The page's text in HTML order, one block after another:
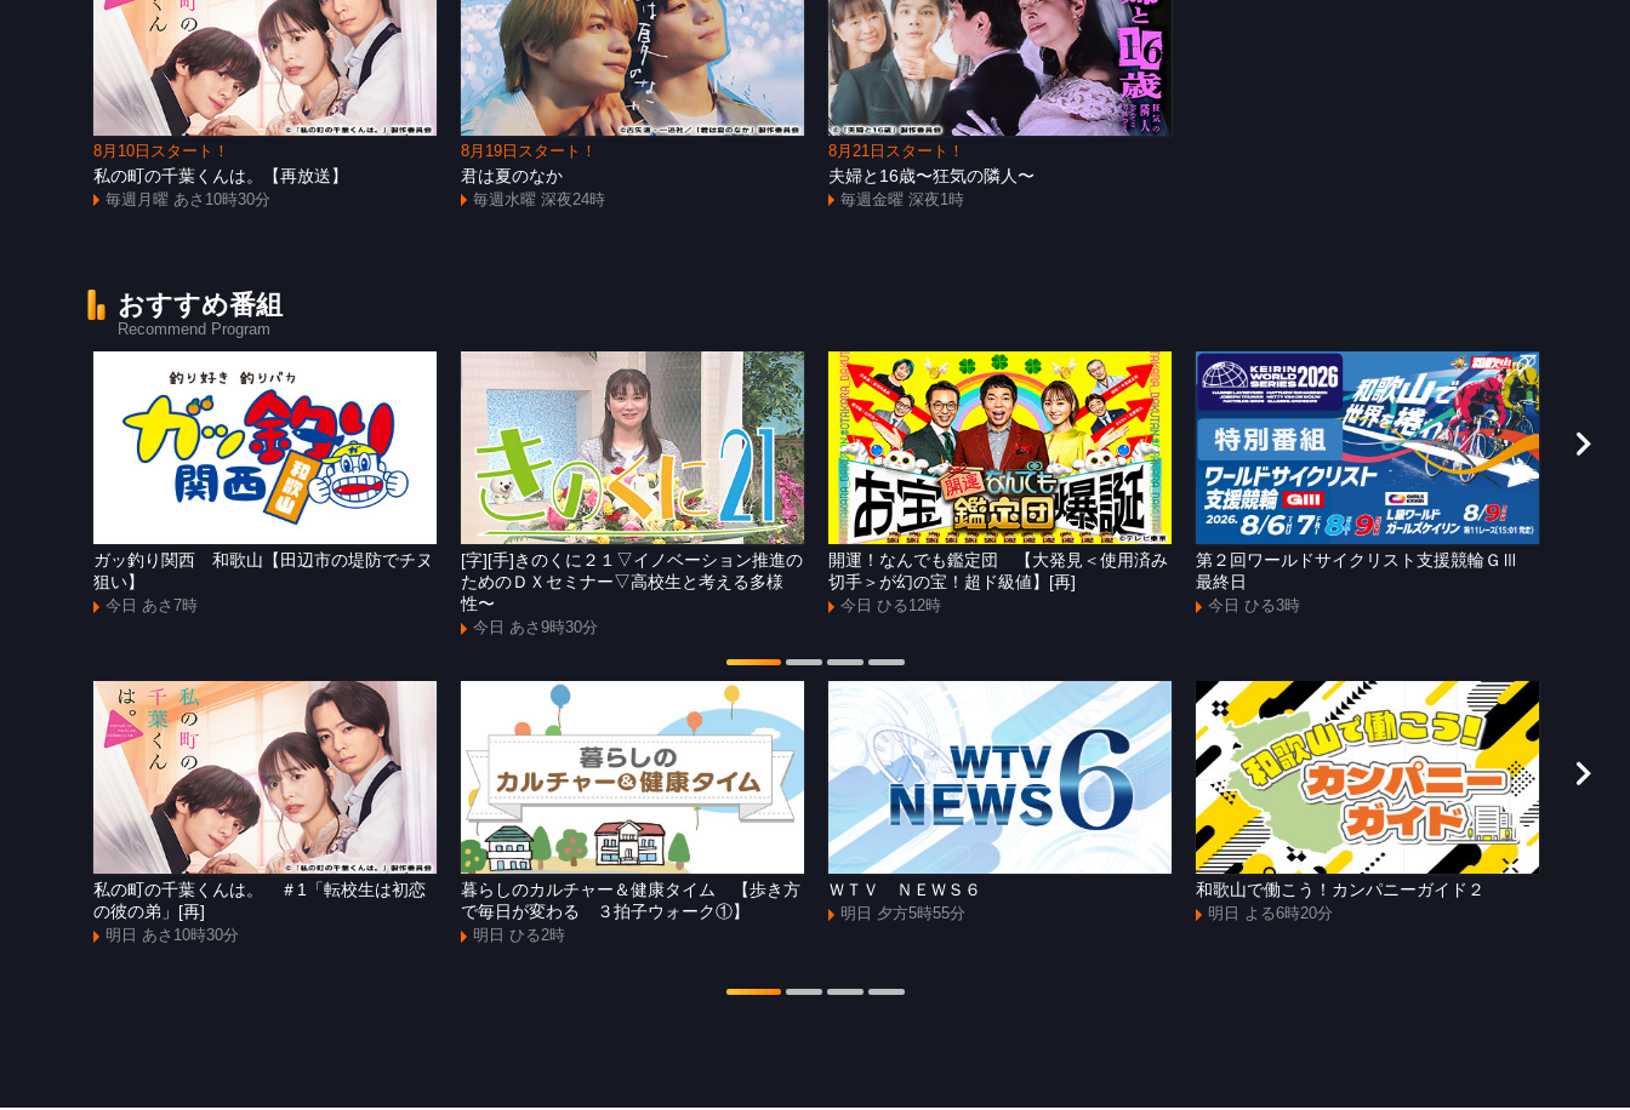
8月10日スタート！
私の町の千葉くんは。【再放送】
毎週月曜 あさ10時30分
8月19日スタート！
君は夏のなか
毎週水曜 深夜24時
8月21日スタート！
夫婦と16歳〜狂気の隣人〜
毎週金曜 深夜1時
おすすめ番組
Recommend Program
ガッ釣り関西 和歌山【田辺市の堤防でチヌ
狙い】
今日 あさ7時
[字][手]きのくに２１▽イノベーション推進の
ためのＤＸセミナー▽高校生と考える多様
性〜
今日 あさ9時30分
開運！なんでも鑑定団 【大発見＜使用済み
切手＞が幻の宝！超ド級値】[再]
今日 ひる12時
第２回ワールドサイクリスト支援競輪ＧⅢ
最終日
今日 ひる3時
私の町の千葉くんは。 ＃1「転校生は初恋
の彼の弟」[再]
明日 あさ10時30分
暮らしのカルチャー＆健康タイム 【歩き方
で毎日が変わる ３拍子ウォーク①】
明日 ひる2時
ＷＴＶ ＮＥＷＳ６
明日 夕方5時55分
和歌山で働こう！カンパニーガイド２
明日 よる6時20分